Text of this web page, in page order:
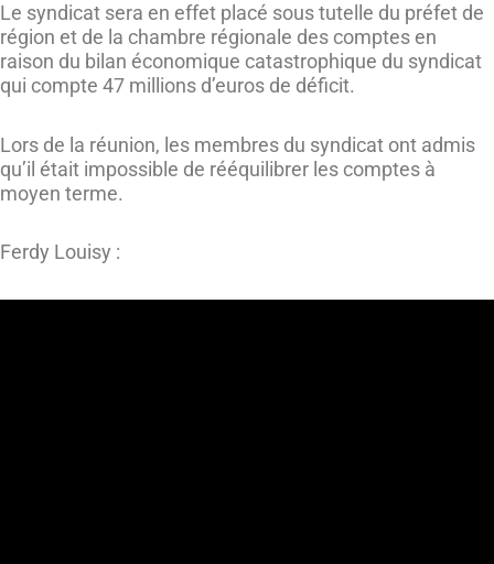
Le syndicat sera en effet placé sous tutelle du préfet de
région et de la chambre régionale des comptes en
raison du bilan économique catastrophique du syndicat
qui compte 47 millions d’euros de déficit.
Lors de la réunion, les membres du syndicat ont admis
qu’il était impossible de rééquilibrer les comptes à
moyen terme.
Ferdy Louisy :